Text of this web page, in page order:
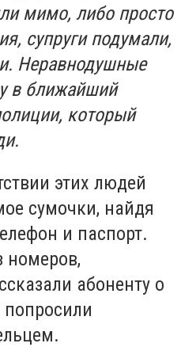
мимо, либо просто
супруги подумали,
Неравнодушные
в ближайший
который
этих людей
сумочки, найдя
и паспорт.
номеров,
абоненту о